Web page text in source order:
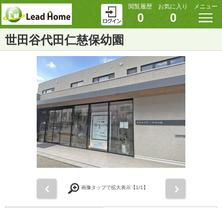
閲覧履歴
0
お気に入り
0
メニュー
世田谷代田仁慈保幼園
画像タップで拡大表示【1/1】